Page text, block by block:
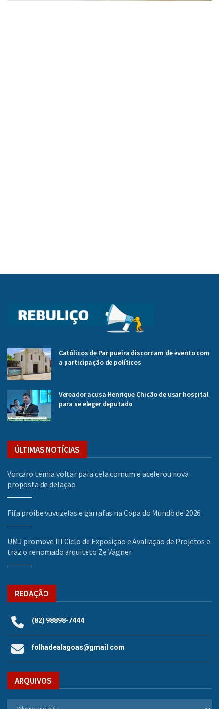
Católicos de Paripueira discordam de evento com
a participação de políticos
Vereador acusa Henrique Chicão de usar hospital
para se eleger deputado
ÚLTIMAS NOTÍCIAS
Vorcaro temia voltar para cela comum e acelerou nova
proposta de delação
Fifa proíbe vuvuzelas e garrafas na Copa do Mundo de 2026
UMJ promove III Ciclo de Exposição e Avaliação de Projetos e
traz o renomado arquiteto Zé Vágner
REDAÇÃO
(82) 98898-7444
folhadealagoas@gmail.com
ARQUIVOS